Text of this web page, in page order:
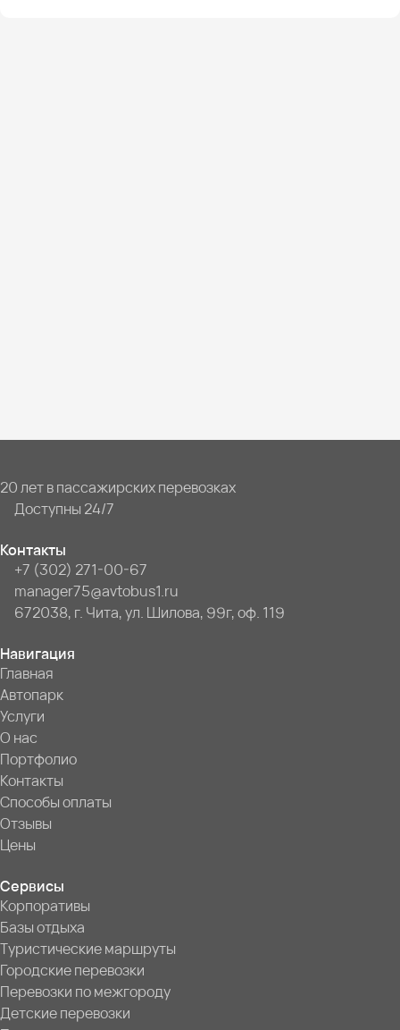
20 лет в пассажирских перевозках
Доступны 24/7
Контакты
+7 (302) 271-00-67
manager75@avtobus1.ru
672038, г. Чита, ул. Шилова, 99г, оф. 119
Навигация
Главная
Автопарк
Услуги
О нас
Портфолио
Контакты
Способы оплаты
Отзывы
Цены
Сервисы
Корпоративы
Базы отдыха
Туристические маршруты
Городские перевозки
Перевозки по межгороду
Детские перевозки